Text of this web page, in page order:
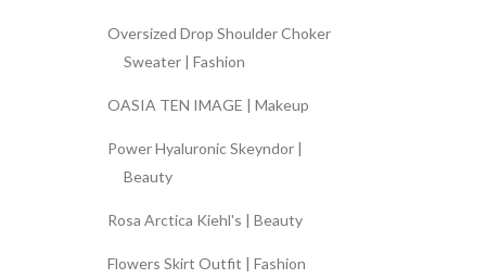
Oversized Drop Shoulder Choker
Sweater | Fashion
OASIA TEN IMAGE | Makeup
Power Hyaluronic Skeyndor |
Beauty
Rosa Arctica Kiehl's | Beauty
Flowers Skirt Outfit | Fashion